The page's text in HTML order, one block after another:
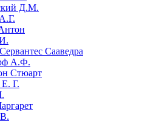
Д.М.
Сааведра
А.Ф.
Стюарт
Г.